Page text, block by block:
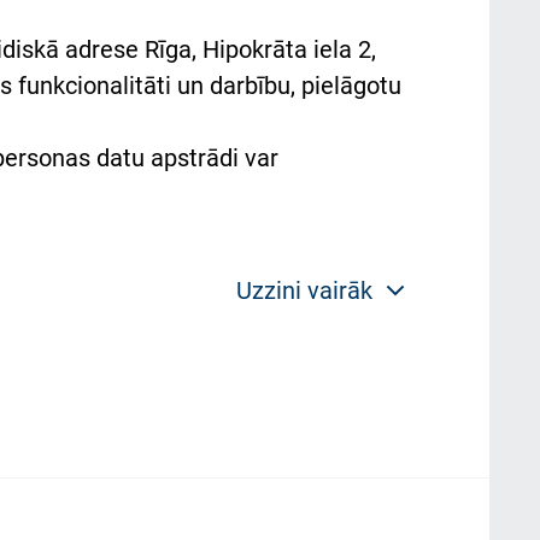
adrese Rīga, Hipokrāta iela 2,
funkcionalitāti un darbību, pielāgotu
datu apstrādi var
Uzzini vairāk